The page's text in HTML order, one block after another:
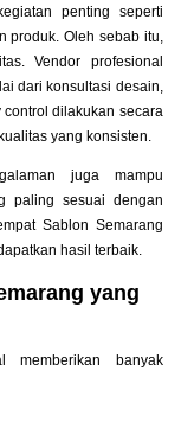
penting seperti
produk. Oleh sebab itu,
Vendor profesional
dari konsultasi desain,
dilakukan secara
yang konsisten.
juga mampu
paling sesuai dengan
Sablon Semarang
hasil terbaik.
yang
memberikan banyak